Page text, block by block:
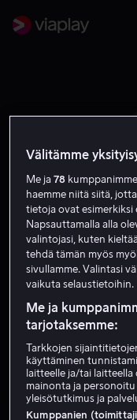
Välitämme
Me ja78
haemme niitä siitä,
tietoja ovat esimerkiksi
Napsauttamalla alla
valintojasi, kuten
tehdä tämän myös
sivullamme. Valintasi
vaikuta selaustietoihin.
Me ja
tarjotaksemme:
Tarkkojen
käyttäminen
laitteelle ja/tai
mainonta ja personoitu
yleisötutkimus ja
Kumppanien